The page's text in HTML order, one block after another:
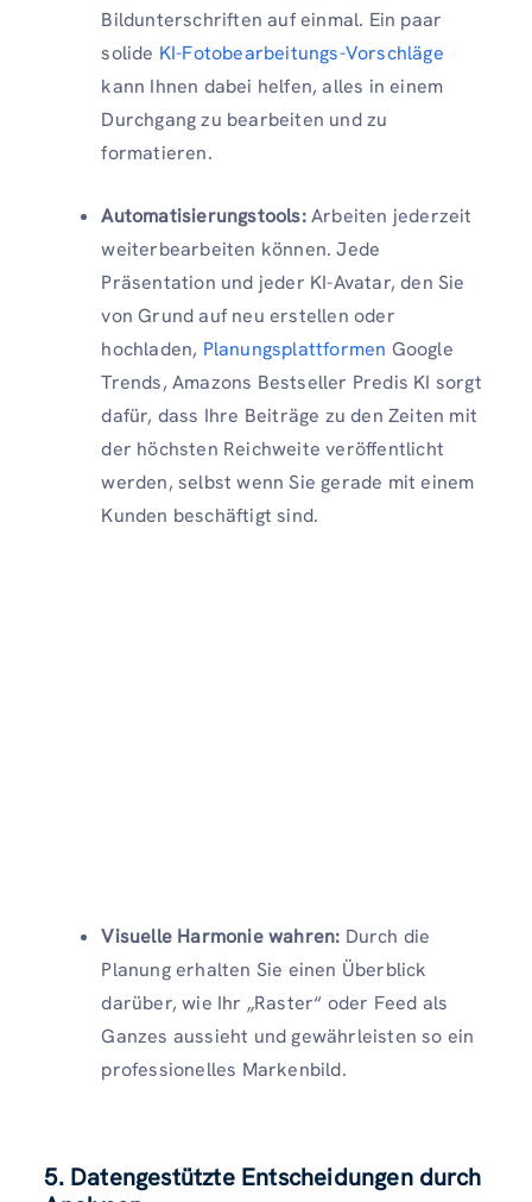
Bildunterschriften auf einmal. Ein paar
solide KI-Fotobearbeitungs-Vorschläge
kann Ihnen dabei helfen, alles in einem
Durchgang zu bearbeiten und zu
formatieren.
Automatisierungstools:Arbeiten jederzeit
weiterbearbeiten können. Jede
Präsentation und jeder KI-Avatar, den Sie
von Grund auf neu erstellen oder
hochladen, Planungsplattformen Google
Trends, Amazons Bestseller Predis KI sorgt
dafür, dass Ihre Beiträge zu den Zeiten mit
der höchsten Reichweite veröffentlicht
werden, selbst wenn Sie gerade mit einem
Kunden beschäftigt sind.
Visuelle Harmonie wahren: Durch die
Planung erhalten Sie einen Überblick
darüber, wie Ihr „Raster“ oder Feed als
Ganzes aussieht und gewährleisten so ein
professionelles Markenbild.
5. Datengestützte Entscheidungen durch